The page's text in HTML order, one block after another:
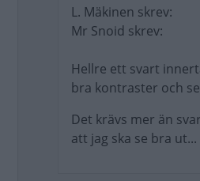
L. Mäkinen skrev:
Mr Snoid skrev:
Hellre ett svart
bra kontraster och
Det krävs mer än
att jag ska se bra ut...